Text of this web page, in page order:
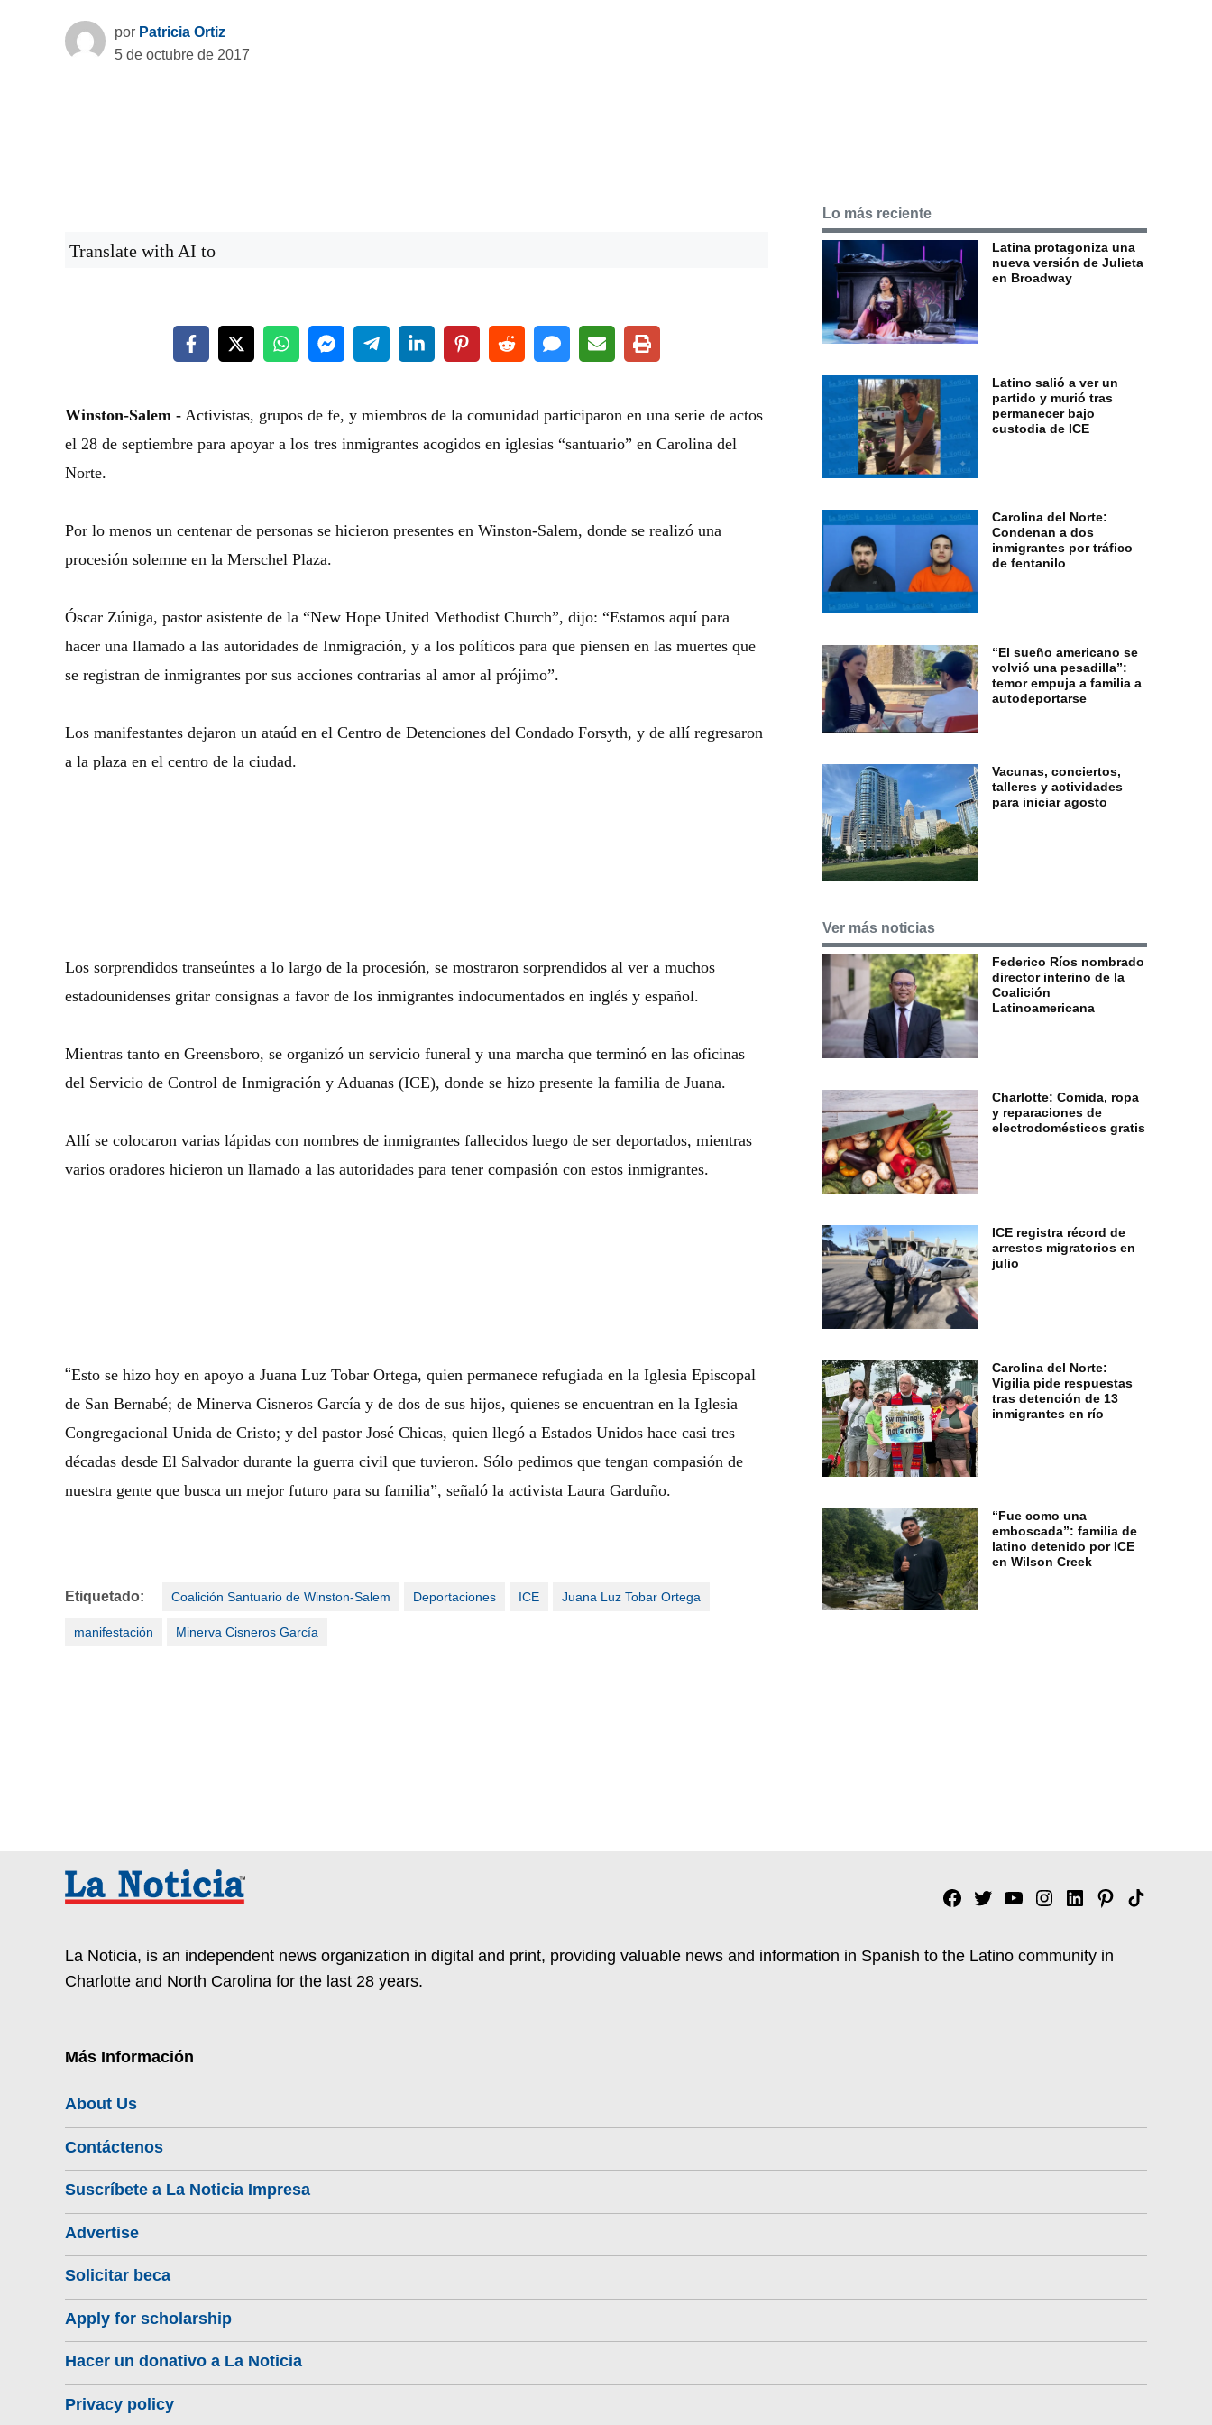
por Patricia Ortiz
5 de octubre de 2017
Translate with AI to
Winston-Salem - Activistas, grupos de fe, y miembros de la comunidad participaron en una serie de actos
el 28 de septiembre para apoyar a los tres inmigrantes acogidos en iglesias “santuario” en Carolina del
Norte.
Por lo menos un centenar de personas se hicieron presentes en Winston-Salem, donde se realizó una
procesión solemne en la Merschel Plaza.
Óscar Zúniga, pastor asistente de la “New Hope United Methodist Church”, dijo: “Estamos aquí para
hacer una llamado a las autoridades de Inmigración, y a los políticos para que piensen en las muertes que
se registran de inmigrantes por sus acciones contrarias al amor al prójimo”.
Los manifestantes dejaron un ataúd en el Centro de Detenciones del Condado Forsyth, y de allí regresaron
a la plaza en el centro de la ciudad.
Los sorprendidos transeúntes a lo largo de la procesión, se mostraron sorprendidos al ver a muchos
estadounidenses gritar consignas a favor de los inmigrantes indocumentados en inglés y español.
Mientras tanto en Greensboro, se organizó un servicio funeral y una marcha que terminó en las oficinas
del Servicio de Control de Inmigración y Aduanas (ICE), donde se hizo presente la familia de Juana.
Allí se colocaron varias lápidas con nombres de inmigrantes fallecidos luego de ser deportados, mientras
varios oradores hicieron un llamado a las autoridades para tener compasión con estos inmigrantes.
“Esto se hizo hoy en apoyo a Juana Luz Tobar Ortega, quien permanece refugiada en la Iglesia Episcopal
de San Bernabé; de Minerva Cisneros García y de dos de sus hijos, quienes se encuentran en la Iglesia
Congregacional Unida de Cristo; y del pastor José Chicas, quien llegó a Estados Unidos hace casi tres
décadas desde El Salvador durante la guerra civil que tuvieron. Sólo pedimos que tengan compasión de
nuestra gente que busca un mejor futuro para su familia”, señaló la activista Laura Garduño.
Etiquetado: Coalición Santuario de Winston-Salem Deportaciones ICE Juana Luz Tobar Ortega
manifestación Minerva Cisneros García
Lo más reciente
Latina protagoniza una
nueva versión de Julieta
en Broadway
Latino salió a ver un
partido y murió tras
permanecer bajo
custodia de ICE
Carolina del Norte:
Condenan a dos
inmigrantes por tráfico
de fentanilo
“El sueño americano se
volvió una pesadilla”:
temor empuja a familia a
autodeportarse
Vacunas, conciertos,
talleres y actividades
para iniciar agosto
Ver más noticias
Federico Ríos nombrado
director interino de la
Coalición
Latinoamericana
Charlotte: Comida, ropa
y reparaciones de
electrodomésticos gratis
ICE registra récord de
arrestos migratorios en
julio
Carolina del Norte:
Vigilia pide respuestas
tras detención de 13
inmigrantes en río
“Fue como una
emboscada”: familia de
latino detenido por ICE
en Wilson Creek
Facebook
TwitterYouTubeInstagram
Linkedin
Pinterest
Tik
La Noticia, is an independent news organization in digital and print, providing valuable news and information in Spanish to the Latino community in
Charlotte and North Carolina for the last 28 years.
Más Información
About Us
Contáctenos
Suscríbete a La Noticia Impresa
Advertise
Solicitar beca
Apply for scholarship
Hacer un donativo a La Noticia
Privacy policy